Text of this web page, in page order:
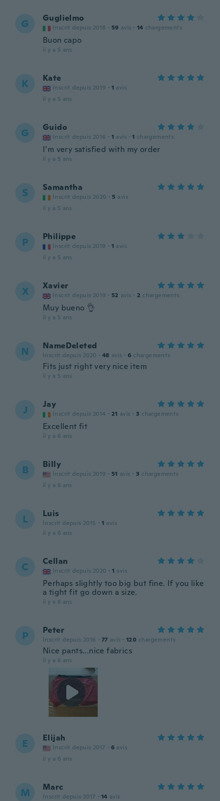
G Guglielmo
Inscrit depuis 2018 · 59 avis · 14 chargements
Buon capo
il y a 5 ans
K Kate
Inscrit depuis 2019 · 1 avis
il y a 5 ans
G Guido
Inscrit depuis 2016 · 1 avis · 1 chargements
I’m very satisfied with my order
il y a 5 ans
S Samantha
Inscrit depuis 2020 · 5 avis
il y a 5 ans
P Philippe
Inscrit depuis 2019 · 1 avis
il y a 5 ans
X Xavier
Inscrit depuis 2019 · 52 avis · 2 chargements
Muy bueno 👌
il y a 5 ans
N NameDeleted
Inscrit depuis 2020 · 48 avis · 6 chargements
Fits just right very nice item
il y a 5 ans
J Jay
Inscrit depuis 2014 · 21 avis · 3 chargements
Excellent fit
il y a 6 ans
B Billy
Inscrit depuis 2019 · 51 avis · 3 chargements
il y a 6 ans
L Luis
Inscrit depuis 2015 · 1 avis
il y a 6 ans
C Cellan
Inscrit depuis 2020 · 1 avis
Perhaps slightly too big but fine. If you like
a tight fit go down a size.
il y a 6 ans
P Peter
Inscrit depuis 2016 · 77 avis · 120 chargements
Nice pants...nice fabrics
il y a 6 ans
E Elijah
Inscrit depuis 2017 · 6 avis
il y a 6 ans
M Marc
Inscrit depuis 2017 · 14 avis